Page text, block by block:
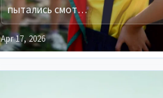
пытались смот…
Apr 17, 2026